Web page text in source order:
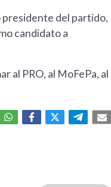
presidente del partido,
candidato a
al PRO, al MoFePa, al